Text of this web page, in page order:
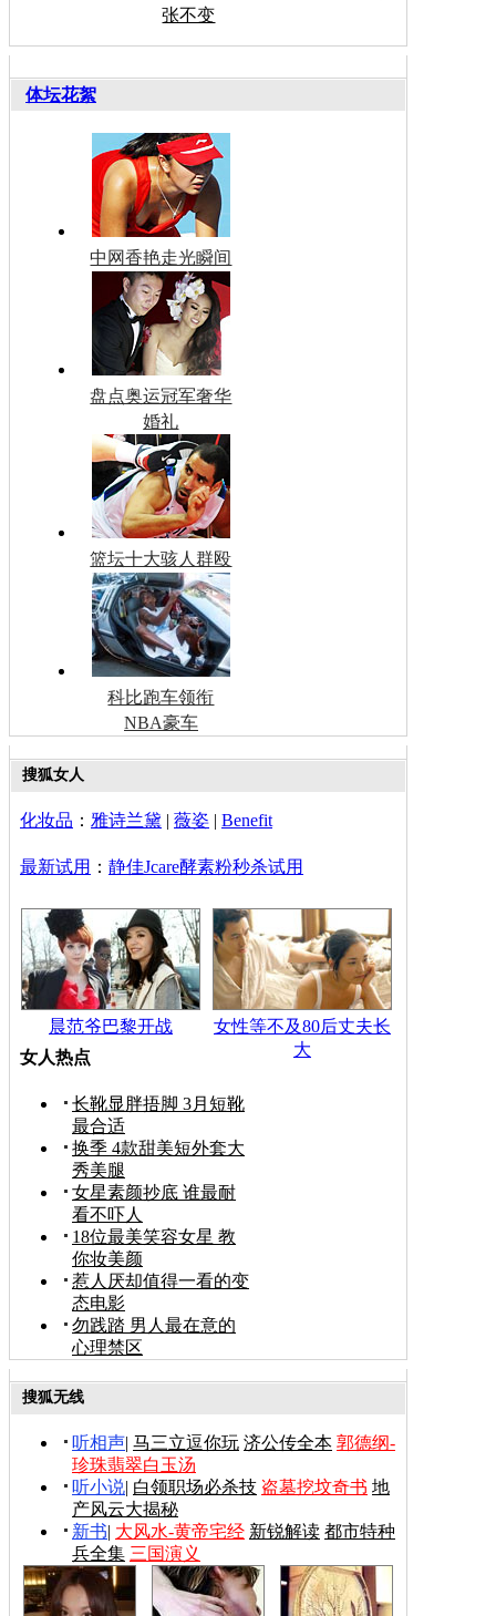
张不变
体坛花絮
中网香艳走光瞬间
盘点奥运冠军奢华
婚礼
篮坛十大骇人群殴
科比跑车领衔
NBA豪车
搜狐女人
化妆品 ： 雅诗兰黛 | 薇姿 | Benefit
最新试用 ： 静佳Jcare酵素粉秒杀试用
晨范爷巴黎开战
女性等不及80后丈夫长
大
女人热点
长靴显胖捂脚 3月短靴
最合适
换季 4款甜美短外套大
秀美腿
女星素颜抄底 谁最耐
看不吓人
18位最美笑容女星 教
你妆美颜
惹人厌却值得一看的变
态电影
勿践踏 男人最在意的
心理禁区
搜狐无线
听相声| 马三立逗你玩 济公传全本 郭德纲-
珍珠翡翠白玉汤
听小说| 白领职场必杀技 盗墓挖坟奇书 地
产风云大揭秘
新书| 大风水-黄帝宅经 新锐解读 都市特种
兵全集 三国演义